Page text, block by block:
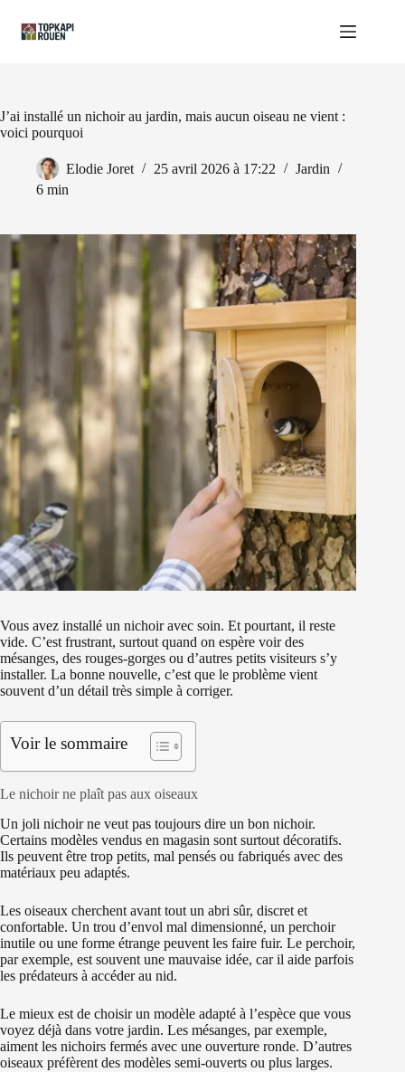
contenu
J’ai installé un nichoir au jardin, mais aucun oiseau ne vient :
voici pourquoi
Elodie Joret 25 avril 2026 à 17:22
Jardin
6 min
Vous avez installé un nichoir avec soin. Et pourtant, il reste
vide. C’est frustrant, surtout quand on espère voir des
mésanges, des rouges-gorges ou d’autres petits visiteurs s’y
installer. La bonne nouvelle, c’est que le problème vient
souvent d’un détail très simple à corriger.
Voir le sommaire
Le nichoir ne plaît pas aux oiseaux
Un joli nichoir ne veut pas toujours dire un bon nichoir.
Certains modèles vendus en magasin sont surtout décoratifs.
Ils peuvent être trop petits, mal pensés ou fabriqués avec des
matériaux peu adaptés.
Les oiseaux cherchent avant tout un abri sûr, discret et
confortable. Un trou d’envol mal dimensionné, un perchoir
inutile ou une forme étrange peuvent les faire fuir. Le perchoir,
par exemple, est souvent une mauvaise idée, car il aide parfois
les prédateurs à accéder au nid.
Le mieux est de choisir un modèle adapté à l’espèce que vous
voyez déjà dans votre jardin. Les mésanges, par exemple,
aiment les nichoirs fermés avec une ouverture ronde. D’autres
oiseaux préfèrent des modèles semi-ouverts ou plus larges.